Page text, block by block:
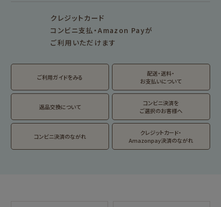
フルカワはんこの商品を見る スタンプパッドの商品を見る
サンリオキャラクタ
ーズ
おやつパーティ
トビマツショウイチ
ロウ
トコロコムギ
アルプスの少女ハイ
ジ
Lipton BEAR'S
カルビーレトロ
サンリオキャラクタ
ーズ
フルーツマーケット
お菓子などうぶつ
工房
翠 sui の商品を見る 結々 yuiyui の商品を見る
クレジットカード
コンビニ支払・Amazon Payが
ご利用いただけます
ご利用ガイドをみる
配送・送料・
お支払いについて
返品交換について
コンビニ決済を
ご選択のお客様へ
コンビニ決済のながれ
クレジットカード・
Amazonpay決済のながれ